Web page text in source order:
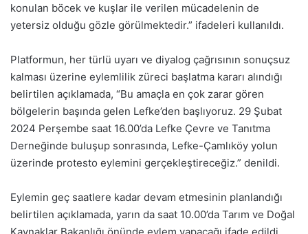
konulan böcek ve kuşlar ile verilen mücadelenin de
yetersiz olduğu gözle görülmektedir.” ifadeleri kullanıldı.
Platformun, her türlü uyarı ve diyalog çağrısının sonuçsuz
kalması üzerine eylemlilik züreci başlatma kararı alındığı
belirtilen açıklamada, “Bu amaçla en çok zarar gören
bölgelerin başında gelen Lefke’den başlıyoruz. 29 Şubat
2024 Perşembe saat 16.00’da Lefke Çevre ve Tanıtma
Derneğinde buluşup sonrasında, Lefke-Çamlıköy yolun
üzerinde protesto eylemini gerçekleştireceğiz.” denildi.
Eylemin geç saatlere kadar devam etmesinin planlandığı
belirtilen açıklamada, yarın da saat 10.00’da Tarım ve Doğal